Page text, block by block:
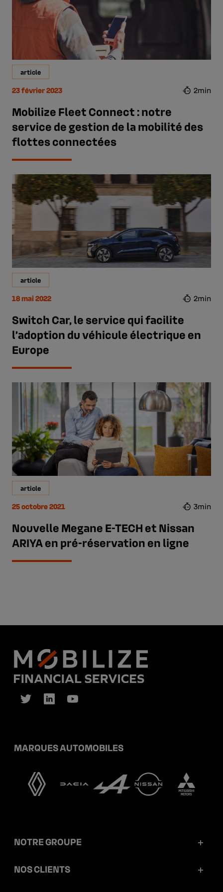
article
23 février 2023 2min
Mobilize Fleet Connect : notre
service de gestion de la mobilité des
flottes connectées
article
18 mai 2022 2min
Switch Car, le service qui facilite
l’adoption du véhicule électrique en
Europe
article
25 octobre 2021 3min
Nouvelle Megane E-TECH et Nissan
ARIYA en pré-réservation en ligne
MARQUES AUTOMOBILES
NOTRE GROUPE
Mobilize Financial Services en bref
NOS CLIENTS